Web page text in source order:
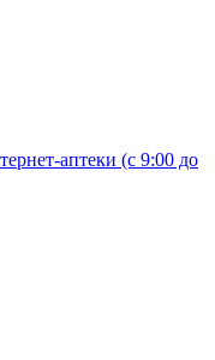
аптеки (с 9:00 до